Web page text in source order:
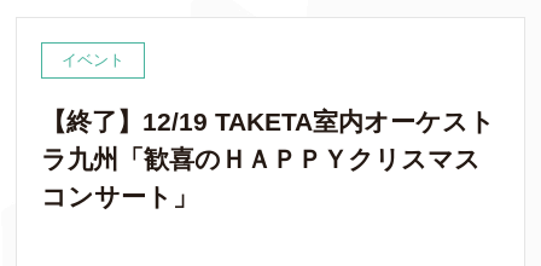
イベント
【終了】12/19 TAKETA室内オーケスト
ラ九州「歓喜のＨＡＰＰＹクリスマス
コンサート」